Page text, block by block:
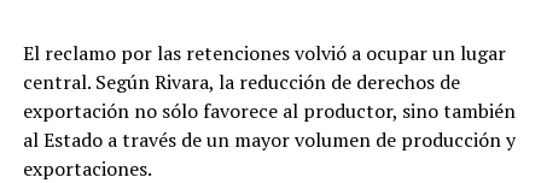
El reclamo por las retenciones volvió a ocupar un lugar
central. Según Rivara, la reducción de derechos de
exportación no sólo favorece al productor, sino también
al Estado a través de un mayor volumen de producción y
exportaciones.